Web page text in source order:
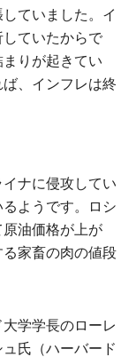
ていました。イ
ていたからで
りが起きてい
、インフレは終
ナに侵攻してい
ようです。ロシ
油価格が上が
家畜の肉の値段
学学長のローレ
氏（ハーバード